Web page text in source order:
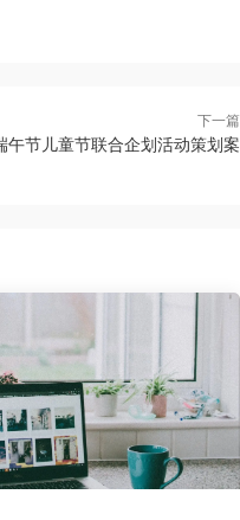
下一篇
午节儿童节联合企划活动策划案